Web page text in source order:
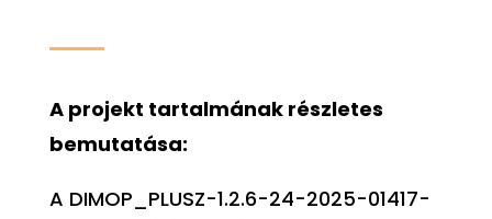
A projekt tartalmának részletes
bemutatása:
A DIMOP_PLUSZ-1.2.6-24-2025-01417-